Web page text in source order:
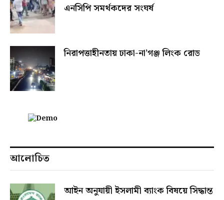
এনসিপি সমর্থকদের সংঘর্ষ
নিরাপত্তাহীনতায় ঢাকা-না’গঞ্জ লিংক রোড
আলোচিত
আইন অনুযায়ী ইসলামী ব্যাংক বিষয়ে সিদ্ধান্ত